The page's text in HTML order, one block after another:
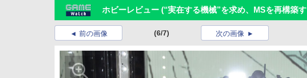
ホビーレビュー (“実在する機械”を求め、MSを再構築
前の画像 (6/7) 次の画像